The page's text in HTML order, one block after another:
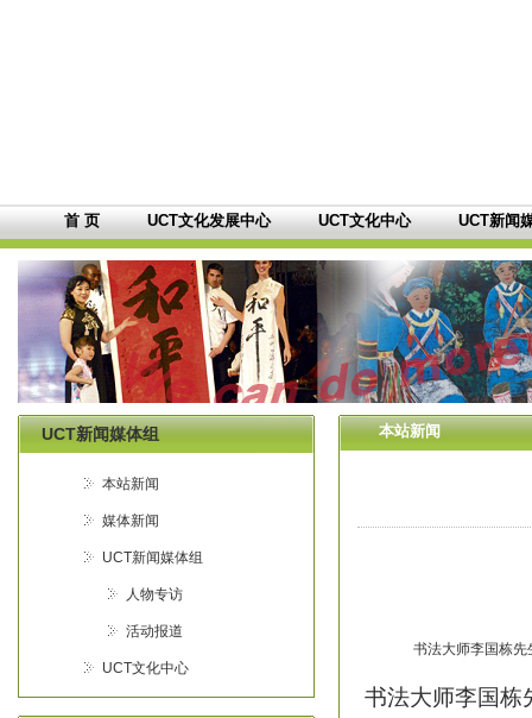
首 页 UCT文化发展中心 UCT文化中心 UCT新闻
UCT新闻媒体组
本站新闻
媒体新闻
UCT新闻媒体组
人物专访
活动报道
UCT文化中心
本站新闻
书法大师李国栋
书法大师李国栋